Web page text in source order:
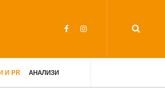
И PR АНАЛИЗИ